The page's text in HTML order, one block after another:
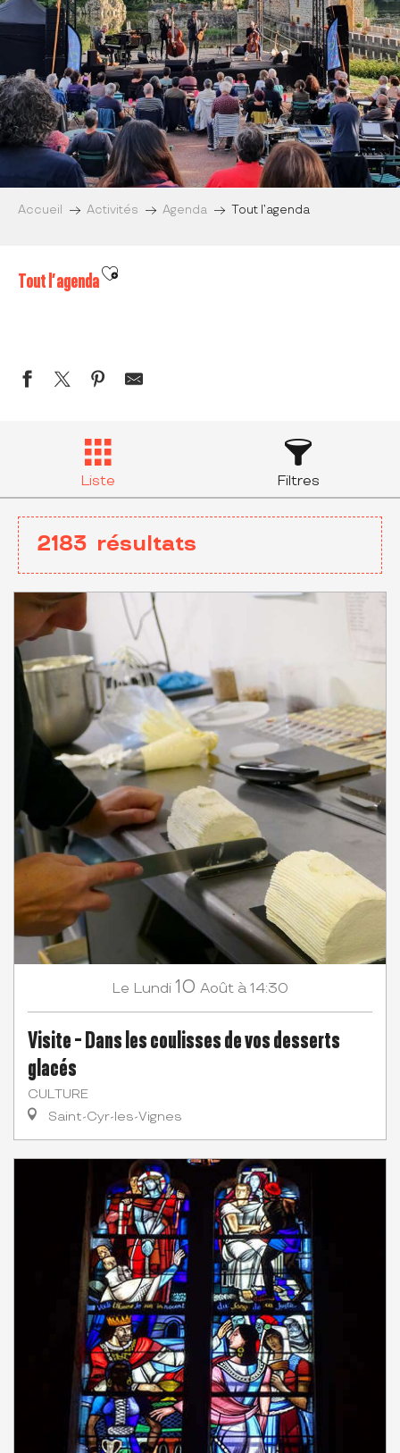
Accueil Activités Agenda Tout l’agenda
Tout l’agendaAjouter aux favoris
Liste Filtres
2183 résultats
Le Lundi 10 Août à 14:30
Visite - Dans les coulisses de vos desserts
glacés
CULTURE
Saint-Cyr-les-Vignes